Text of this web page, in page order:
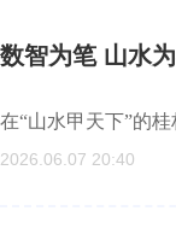
数智为笔 山水
在“山水甲天下”的
2026.06.07 20:40